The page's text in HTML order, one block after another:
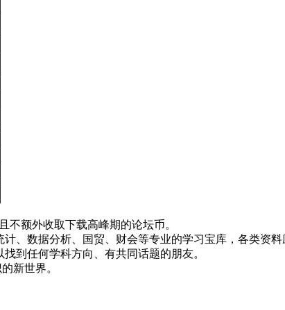
不额外收取下载高峰期的论坛币。
、数据分析、国贸、财会等专业的学习宝库，各类资料
到任何学科方向、有共同话题的朋友。
新世界。